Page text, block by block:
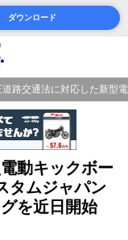
ダウンロード
道路交通法に対応した新型
動キックボー
タムジャパン
を近日開始